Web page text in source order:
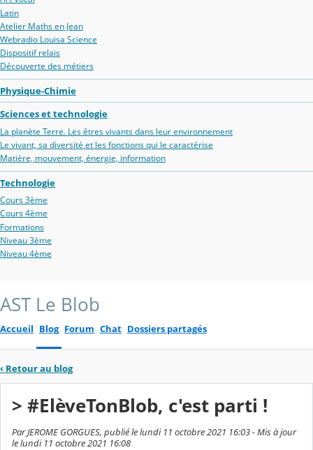
Latin
Atelier Maths en Jean
Webradio Louisa Science
Dispositif relais
Découverte des métiers
Physique-Chimie
Sciences et technologie
La planète Terre. Les êtres vivants dans leur environnement
Le vivant, sa diversité et les fonctions qui le caractérise
Matière, mouvement, énergie, information
Technologie
Cours 3ème
Cours 4ème
Formations
Niveau 3ème
Niveau 4ème
AST Le Blob
Accueil Blog Forum Chat Dossiers partagés
‹ Retour au blog
> #ElèveTonBlob, c'est parti !
Par JEROME GORGUES, publié le lundi 11 octobre 2021 16:03 - Mis à jour
le lundi 11 octobre 2021 16:08